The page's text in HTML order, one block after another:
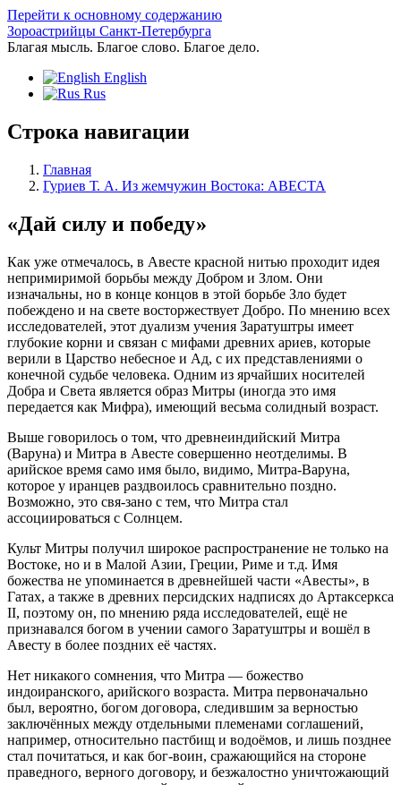
Перейти к основному содержанию
Зороастрийцы Санкт-Петербурга
Благая мысль. Благое слово. Благое дело.
English
Rus
Строка навигации
Главная
Гуриев Т. А. Из жемчужин Востока: АВЕСТА
«Дай силу и победу»
Как уже отмечалось, в Авесте красной нитью проходит идея
непримиримой борьбы между Добром и Злом. Они
изначальны, но в конце концов в этой борьбе Зло будет
побеждено и на свете восторжествует Добро. По мнению всех
исследователей, этот дуализм учения Заратуштры имеет
глубокие корни и связан с мифами древних ариев, которые
верили в Царство небесное и Ад, с их представлениями о
конечной судьбе человека. Одним из ярчайших носителей
Добра и Света является образ Митры (иногда это имя
передается как Мифра), имеющий весьма солидный возраст.
Выше говорилось о том, что древнеиндийский Митра
(Варуна) и Митра в Авесте совершенно неотделимы. В
арийское время само имя было, видимо, Митра-Варуна,
которое у иранцев раздвоилось сравнительно поздно.
Возможно, это свя-зано с тем, что Митра стал
ассоциироваться с Солнцем.
Культ Митры получил широкое распространение не только на
Востоке, но и в Малой Азии, Греции, Риме и т.д. Имя
божества не упоминается в древнейшей части «Авесты», в
Гатах, а также в древних персидских надписях до Артаксеркса
II, поэтому он, по мнению ряда исследователей, ещё не
признавался богом в учении самого Заратуштры и вошёл в
Авесту в более поздних её частях.
Нет никакого сомнения, что Митра — божество
индоиранского, арийского возраста. Митра первоначально
был, вероятно, богом договора, следившим за верностью
заключённых между отдельными племенами соглашений,
например, относительно пастбищ и водоёмов, и лишь позднее
стал почитаться, и как бог-воин, сражающийся на стороне
праведного, верного договору, и безжалостно уничтожающий